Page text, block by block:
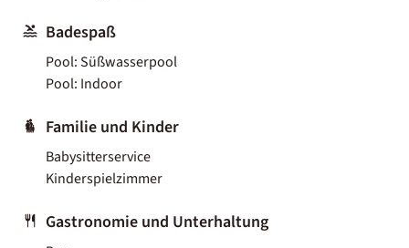
Badespaß
Pool: Süßwasserpool
Pool: Indoor
Familie und Kinder
Babysitterservice
Kinderspielzimmer
Gastronomie und Unterhaltung